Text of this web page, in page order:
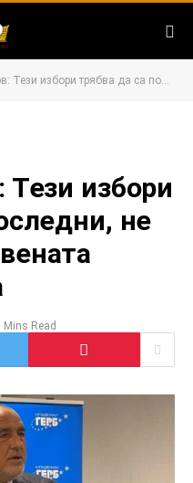
да са последни, не минавайте червената линия на езика
Тези избори
не
Mins Read